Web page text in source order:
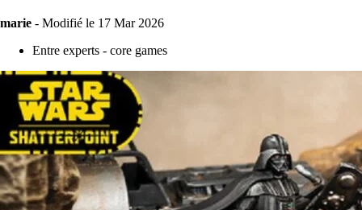
marie - Modifié le 17 Mar 2026
Entre experts - core games